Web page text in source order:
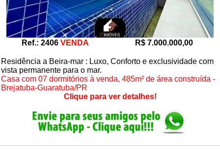
Ref.: 2406 VENDA R$ 7.000.000,00
Residência a Beira-mar : Luxo, Conforto e exclusividade com
vista permanente para o mar.
Casa com 07 dormitórios à venda, 485m² de área construída -
Brejatuba-Guaratuba/PR
Clique para ver detalhes!